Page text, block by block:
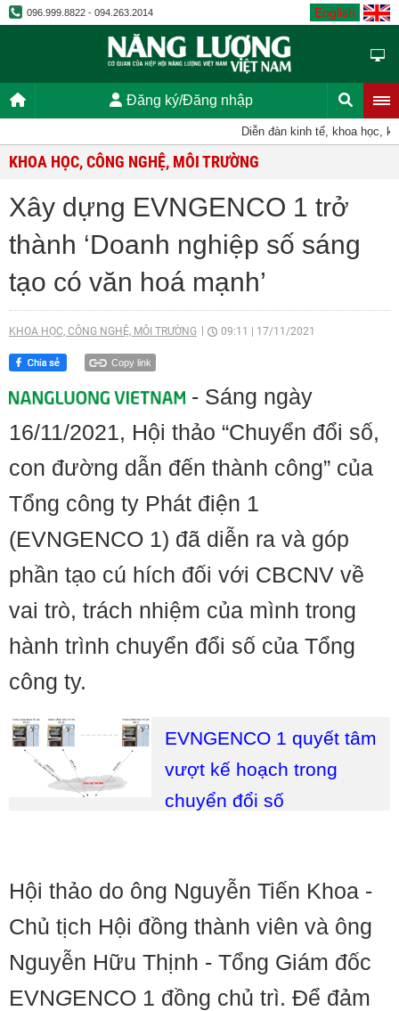
096.999.8822 - 094.263.2014 English
Đăng ký/Đăng nhập
Diễn đàn kinh tế, khoa học, kỹ
KHOA HỌC, CÔNG NGHỆ, MÔI TRƯỜNG
Xây dựng EVNGENCO 1 trở
thành ‘Doanh nghiệp số sáng
tạo có văn hoá mạnh’
KHOA HỌC, CÔNG NGHỆ, MÔI TRƯỜNG 09:11 17/11/2021
Copy link
- Sáng ngày
16/11/2021, Hội thảo “Chuyển đổi số,
con đường dẫn đến thành công” của
Tổng công ty Phát điện 1
(EVNGENCO 1) đã diễn ra và góp
phần tạo cú hích đối với CBCNV về
vai trò, trách nhiệm của mình trong
hành trình chuyển đổi số của Tổng
công ty.
EVNGENCO 1 quyết tâm
vượt kế hoạch trong
chuyển đổi số
Hội thảo do ông Nguyễn Tiến Khoa -
Chủ tịch Hội đồng thành viên và ông
Nguyễn Hữu Thịnh - Tổng Giám đốc
EVNGENCO 1 đồng chủ trì. Để đảm